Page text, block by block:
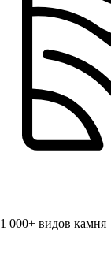
1 000+ видов камня